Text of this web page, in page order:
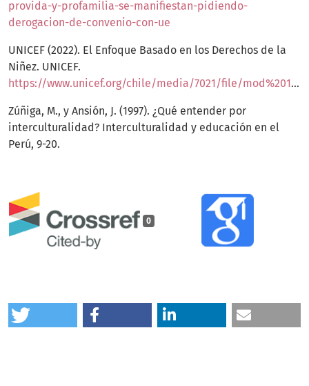
0
provida-y-profamilia-se-manifiestan-pidiendo-
derogacion-de-convenio-con-ue
UNICEF (2022). El Enfoque Basado en los Derechos de la
Niñez. UNICEF.
https://www.unicef.org/chile/media/7021/file/mod%201%20enfoque%20de%20derechos.pdf
Zúñiga, M., y Ansión, J. (1997). ¿Qué entender por
interculturalidad? Interculturalidad y educación en el
Perú, 9-20.